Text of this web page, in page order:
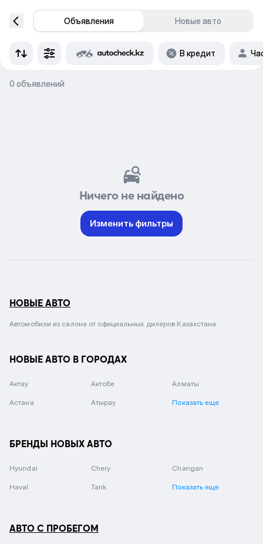
Объявления Новые авто
В кредит
0 объявлений
Ничего не найдено
Изменить фильтры
НОВЫЕ АВТО
Автомобили из салона от официальных дилеров Казахстана.
НОВЫЕ АВТО В ГОРОДАХ
Актау Актобе Алматы
Астана Атырау Показать еще
БРЕНДЫ НОВЫХ АВТО
Hyundai Chery Changan
Haval Tank Показать еще
АВТО С ПРОБЕГОМ